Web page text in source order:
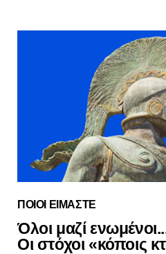
ΠΟΙΟΙ ΕΙΜΑΣΤΕ
Όλοι μαζί
Οι στόχοι «κόποις